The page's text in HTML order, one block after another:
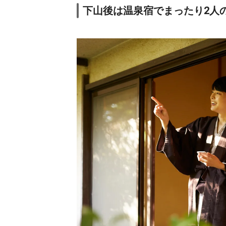
下山後は温泉宿でまったり2人